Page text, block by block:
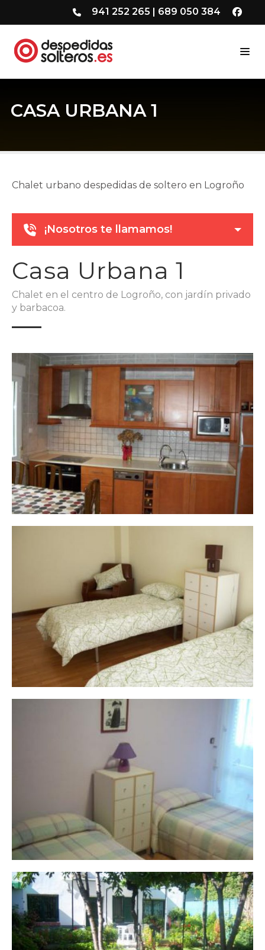
941 252 265 | 689 050 384
CASA URBANA 1
Chalet urbano despedidas de soltero en Logroño
¡Nosotros te llamamos!
Casa Urbana 1
Chalet en el centro de Logroño, con jardín privado
y barbacoa.